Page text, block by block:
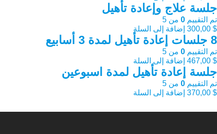
جلسة علاج وإعادة تأهيل
تم التقييم 0 من 5
300,00 $ إضافة إلى السلة
8 جلسات إعادة تأهيل لمدة 3 أسابيع
تم التقييم 0 من 5
467,00 $ إضافة إلى السلة
جلسة إعادة تأهيل لمدة اسبوعين
تم التقييم 0 من 5
370,00 $ إضافة إلى السلة